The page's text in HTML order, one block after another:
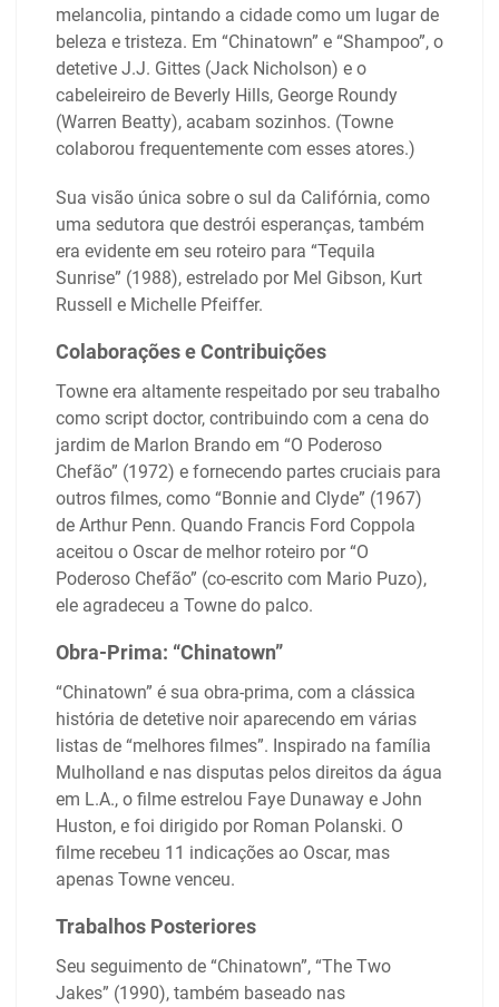
melancolia, pintando a cidade como um lugar de
beleza e tristeza. Em “Chinatown” e “Shampoo”, o
detetive J.J. Gittes (Jack Nicholson) e o
cabeleireiro de Beverly Hills, George Roundy
(Warren Beatty), acabam sozinhos. (Towne
colaborou frequentemente com esses atores.)
Sua visão única sobre o sul da Califórnia, como
uma sedutora que destrói esperanças, também
era evidente em seu roteiro para “Tequila
Sunrise” (1988), estrelado por Mel Gibson, Kurt
Russell e Michelle Pfeiffer.
Colaborações e Contribuições
Towne era altamente respeitado por seu trabalho
como script doctor, contribuindo com a cena do
jardim de Marlon Brando em “O Poderoso
Chefão” (1972) e fornecendo partes cruciais para
outros filmes, como “Bonnie and Clyde” (1967)
de Arthur Penn. Quando Francis Ford Coppola
aceitou o Oscar de melhor roteiro por “O
Poderoso Chefão” (co-escrito com Mario Puzo),
ele agradeceu a Towne do palco.
Obra-Prima: “Chinatown”
“Chinatown” é sua obra-prima, com a clássica
história de detetive noir aparecendo em várias
listas de “melhores filmes”. Inspirado na família
Mulholland e nas disputas pelos direitos da água
em L.A., o filme estrelou Faye Dunaway e John
Huston, e foi dirigido por Roman Polanski. O
filme recebeu 11 indicações ao Oscar, mas
apenas Towne venceu.
Trabalhos Posteriores
Seu seguimento de “Chinatown”, “The Two
Jakes” (1990), também baseado nas